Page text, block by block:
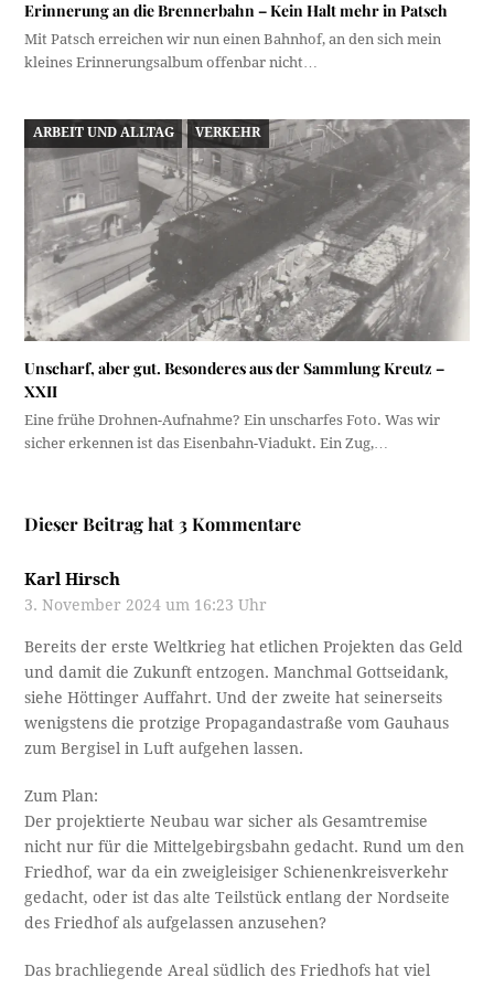
Erinnerung an die Brennerbahn – Kein Halt mehr in Patsch
Mit Patsch erreichen wir nun einen Bahnhof, an den sich mein
kleines Erinnerungsalbum offenbar nicht…
ARBEIT UND ALLTAG VERKEHR
Unscharf, aber gut. Besonderes aus der Sammlung Kreutz –
XXII
Eine frühe Drohnen-Aufnahme? Ein unscharfes Foto. Was wir
sicher erkennen ist das Eisenbahn-Viadukt. Ein Zug,…
Dieser Beitrag hat 3 Kommentare
Karl Hirsch
3. November 2024 um 16:23 Uhr
Bereits der erste Weltkrieg hat etlichen Projekten das Geld
und damit die Zukunft entzogen. Manchmal Gottseidank,
siehe Höttinger Auffahrt. Und der zweite hat seinerseits
wenigstens die protzige Propagandastraße vom Gauhaus
zum Bergisel in Luft aufgehen lassen.
Zum Plan:
Der projektierte Neubau war sicher als Gesamtremise
nicht nur für die Mittelgebirgsbahn gedacht. Rund um den
Friedhof, war da ein zweigleisiger Schienenkreisverkehr
gedacht, oder ist das alte Teilstück entlang der Nordseite
des Friedhof als aufgelassen anzusehen?
Das brachliegende Areal südlich des Friedhofs hat viel